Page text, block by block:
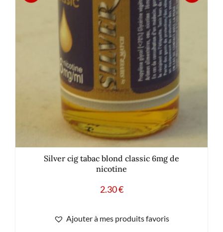
Silver cig tabac blond classic 6mg de
nicotine
2.30€
Ajouter à mes produits favoris